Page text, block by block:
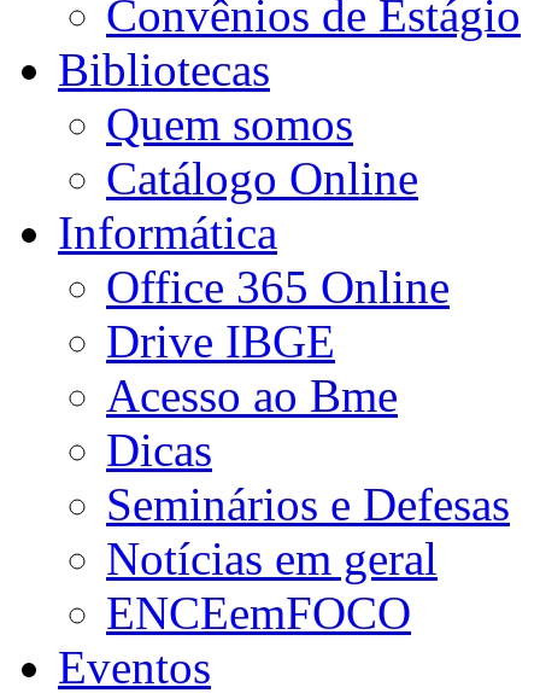
Convênios de Estágio
Bibliotecas
Quem somos
Catálogo Online
Informática
Office 365 Online
Drive IBGE
Acesso ao Bme
Dicas
Seminários e Defesas
Notícias em geral
ENCEemFOCO
Eventos